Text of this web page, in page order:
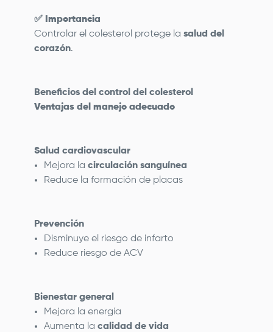
✅ Importancia
Controlar el colesterol protege la salud del
corazón.
Beneficios del control del colesterol
Ventajas del manejo adecuado
Salud cardiovascular
Mejora la circulación sanguínea
Reduce la formación de placas
Prevención
Disminuye el riesgo de infarto
Reduce riesgo de ACV
Bienestar general
Mejora la energía
Aumenta la calidad de vida